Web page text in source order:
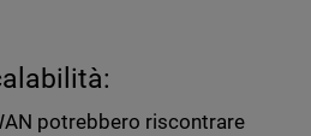
potrebbero riscontrare